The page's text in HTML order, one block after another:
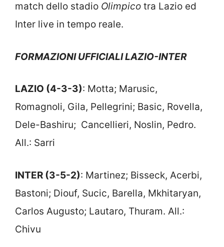
match dello stadio Olimpico tra Lazio ed
Inter live in tempo reale.
FORMAZIONI UFFICIALI LAZIO-INTER
LAZIO (4-3-3): Motta; Marusic,
Romagnoli, Gila, Pellegrini; Basic, Rovella,
Dele-Bashiru; Cancellieri, Noslin, Pedro.
All.: Sarri
INTER (3-5-2): Martinez; Bisseck, Acerbi,
Bastoni; Diouf, Sucic, Barella, Mkhitaryan,
Carlos Augusto; Lautaro, Thuram. All.:
Chivu